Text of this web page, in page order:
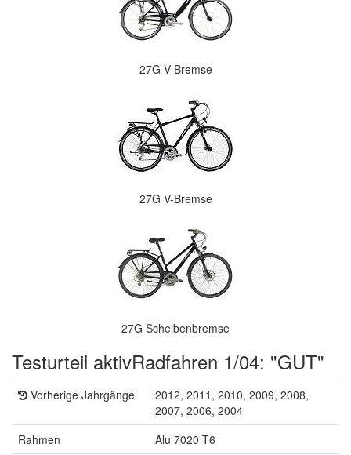
27G V-Bremse
27G V-Bremse
27G Scheibenbremse
Testurteil aktivRadfahren 1/04: "GUT"
Vorherige Jahrgänge
2012, 2011, 2010, 2009, 2008,
2007, 2006, 2004
Rahmen
Alu 7020 T6